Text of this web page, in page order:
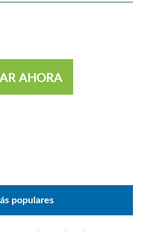
AHORA
populares